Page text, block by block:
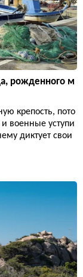
рожденного м
крепость, пото
военные уступи
диктует свои